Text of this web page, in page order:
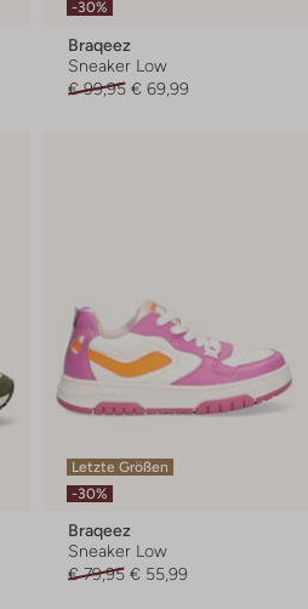
-30%
Braqeez
Sneaker Low
€ 99,95 € 69,99
Letzte Größen
-30%
Braqeez
Sneaker Low
€ 79,95 € 55,99